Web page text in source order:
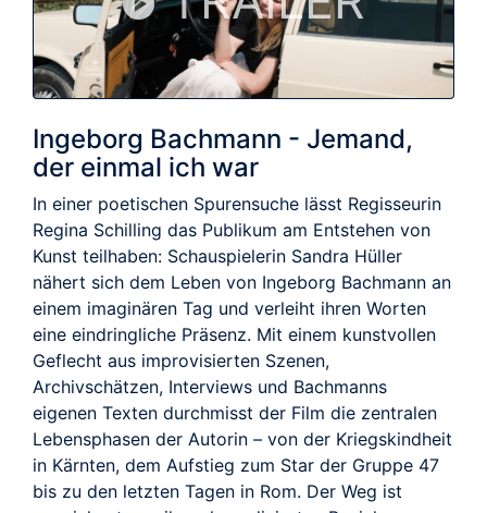
Ingeborg Bachmann - Jemand,
der einmal ich war
In einer poetischen Spurensuche lässt Regisseurin
Regina Schilling das Publikum am Entstehen von
Kunst teilhaben: Schauspielerin Sandra Hüller
nähert sich dem Leben von Ingeborg Bachmann an
einem imaginären Tag und verleiht ihren Worten
eine eindringliche Präsenz. Mit einem kunstvollen
Geflecht aus improvisierten Szenen,
Archivschätzen, Interviews und Bachmanns
eigenen Texten durchmisst der Film die zentralen
Lebensphasen der Autorin – von der Kriegskindheit
in Kärnten, dem Aufstieg zum Star der Gruppe 47
bis zu den letzten Tagen in Rom. Der Weg ist